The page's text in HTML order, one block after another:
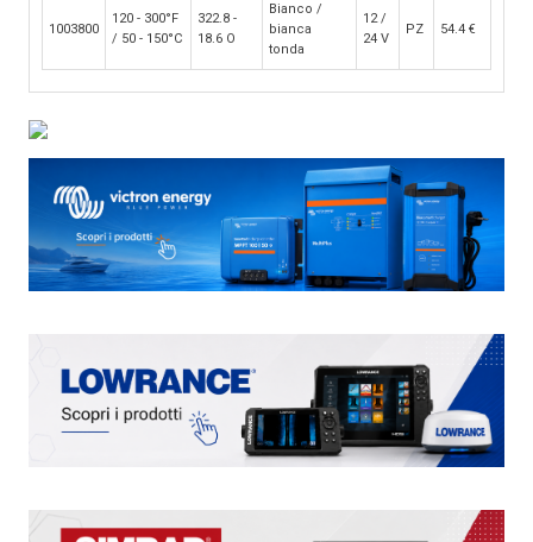
1003800
120 - 300°F
/ 50 - 150°C
322.8 -
18.6 O
Bianco /
bianca
tonda
12 /
24 V
PZ 54.4 €